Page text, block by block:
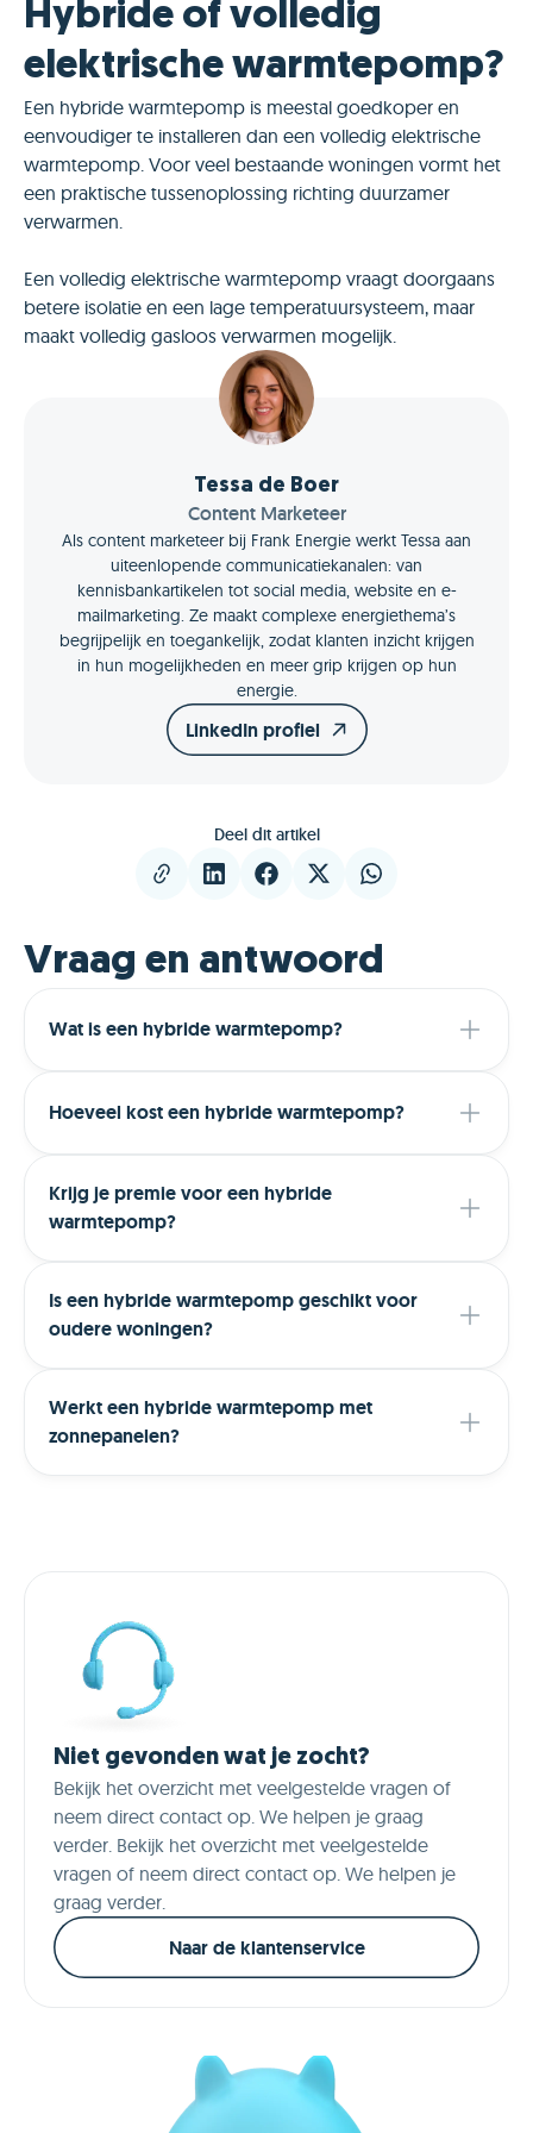
Hybride of volledig
elektrische warmtepomp?
Een hybride warmtepomp is meestal goedkoper en
eenvoudiger te installeren dan een volledig elektrische
warmtepomp. Voor veel bestaande woningen vormt het
een praktische tussenoplossing richting duurzamer
verwarmen.
Een volledig elektrische warmtepomp vraagt doorgaans
betere isolatie en een lage temperatuursysteem, maar
maakt volledig gasloos verwarmen mogelijk.
Tessa de Boer
Content Marketeer
Als content marketeer bij Frank Energie werkt Tessa aan
uiteenlopende communicatiekanalen: van
kennisbankartikelen tot social media, website en e-
mailmarketing. Ze maakt complexe energiethema’s
begrijpelijk en toegankelijk, zodat klanten inzicht krijgen
in hun mogelijkheden en meer grip krijgen op hun
energie.
LinkedIn profiel
Deel dit artikel
Vraag en antwoord
Wat is een hybride warmtepomp?
Hoeveel kost een hybride warmtepomp?
Krijg je premie voor een hybride
warmtepomp?
Is een hybride warmtepomp geschikt voor
oudere woningen?
Werkt een hybride warmtepomp met
zonnepanelen?
Niet gevonden wat je zocht?
Bekijk het overzicht met veelgestelde vragen of
neem direct contact op. We helpen je graag
verder. Bekijk het overzicht met veelgestelde
vragen of neem direct contact op. We helpen je
graag verder.
Naar de klantenservice